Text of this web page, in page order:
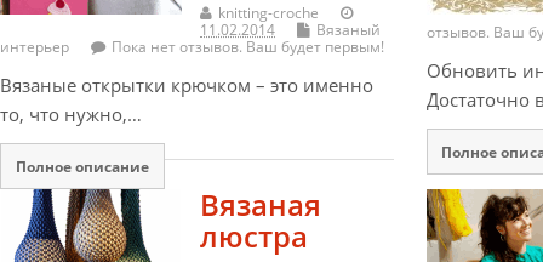
knitting-croche
11.02.2014
Вязаный
интерьер
Пока нет отзывов. Ваш будет первым!
Вязаные открытки крючком – это именно
то, что нужно,…
Полное описание
отзывов. Ваш
Обновить
Достаточно
Полное
Вязаная
люстра